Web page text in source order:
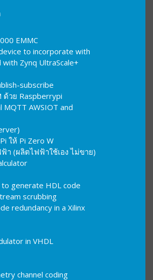
EMMC
to incorporate with
Zynq UltraScale+
subscribe
ด้วย Raspberrypi
AWSIOT and
ให้ Pi Zero W
า (ผลิตไฟฟ้าใช้เอง ไม่ขาย)
to generate HDL code
scrubbing
redundancy in a Xilinx
in VHDL
channel coding